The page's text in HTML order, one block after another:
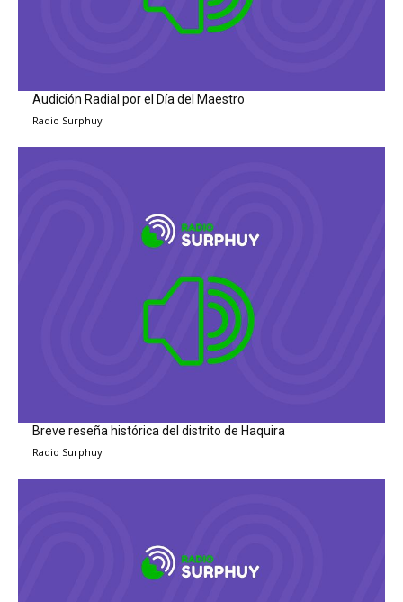
Audición Radial por el Día del Maestro
Radio Surphuy
Breve reseña histórica del distrito de Haquira
Radio Surphuy